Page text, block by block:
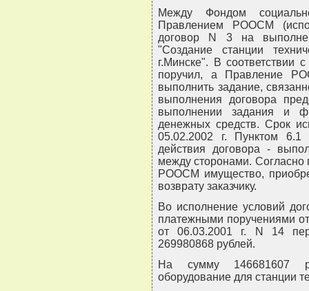
Между Фондом
Правлением РООСМ
договор N 3 на
"Создание станции
г.Минске". В соответствии
поручил, а Правление
выполнить задание,
выполнения договора
выполнении задания и
денежных средств. Срок
05.02.2002 г. Пунктом 6.1
действия договора -
между сторонами. Согласно
РООСМ имущество,
возврату заказчику.
Во исполнение условий
платежными поручениями
от 06.03.2001 г. N 14
269980868 рублей.
На сумму 146681607
оборудование для станции